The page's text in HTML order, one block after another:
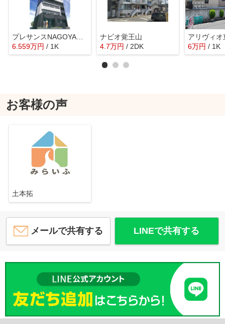
プレサンスNAGOYA覚王山
6.559万円 / 1K
ナビオ覚王山
4.7万円 / 2DK
アリヴィオ
6万円 / 1K
お客様の声
土本拓
メールで共有する LINEで共有する